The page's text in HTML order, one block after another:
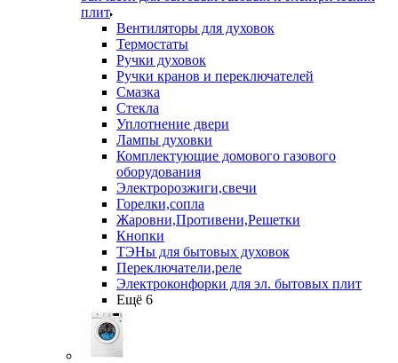
плит
Вентиляторы для духовок
Термостаты
Ручки духовок
Ручки кранов и переключателей
Смазка
Стекла
Уплотнение двери
Лампы духовки
Комплектующие домового газового
оборудования
Электророзжиги,свечи
Горелки,сопла
Жаровни,Противени,Решетки
Кнопки
ТЭНы для бытовых духовок
Переключатели,реле
Электроконфорки для эл. бытовых плит
Ещё 6